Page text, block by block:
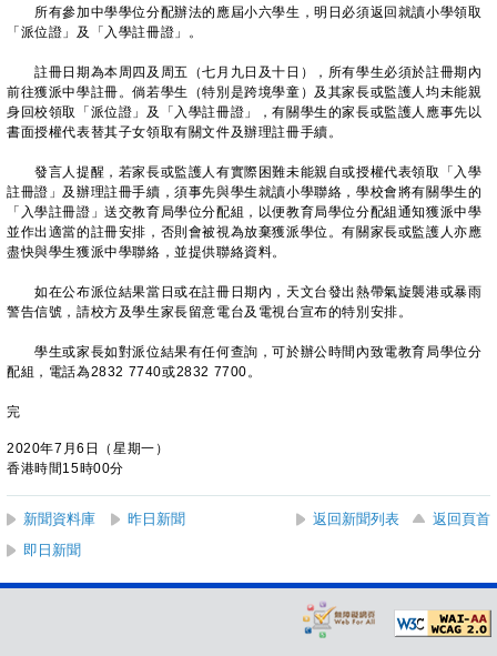
所有參加中學學位分配辦法的應屆小六學生，明日必須返回就讀小學領取
「派位證」及「入學註冊證」。
註冊日期為本周四及周五（七月九日及十日），所有學生必須於註冊期內
前往獲派中學註冊。倘若學生（特別是跨境學童）及其家長或監護人均未能親
身回校領取「派位證」及「入學註冊證」，有關學生的家長或監護人應事先以
書面授權代表替其子女領取有關文件及辦理註冊手續。
發言人提醒，若家長或監護人有實際困難未能親自或授權代表領取「入學
註冊證」及辦理註冊手續，須事先與學生就讀小學聯絡，學校會將有關學生的
「入學註冊證」送交教育局學位分配組，以便教育局學位分配組通知獲派中學
並作出適當的註冊安排，否則會被視為放棄獲派學位。有關家長或監護人亦應
盡快與學生獲派中學聯絡，並提供聯絡資料。
如在公布派位結果當日或在註冊日期內，天文台發出熱帶氣旋襲港或暴雨
警告信號，請校方及學生家長留意電台及電視台宣布的特別安排。
學生或家長如對派位結果有任何查詢，可於辦公時間內致電教育局學位分
配組，電話為2832 7740或2832 7700。
完
2020年7月6日（星期一）
香港時間15時00分
新聞資料庫 昨日新聞 返回新聞列表
返回頁首
即日新聞